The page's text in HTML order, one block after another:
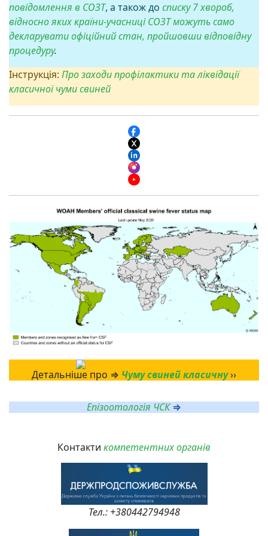
повідомлення в СОЗТ, а також до списку 7 хвороб,
відносно яких країни-учасниці СОЗТ можуть само
декларувати офіційний стан, пройшовши відповідну
процедуру.
Інструкція: Про заходи профілактики та ліквідації
класичної чуми свиней
Детальніше про ⇒ Чуму свиней класичну››
Епізоотологія ЧСК⇒
Контакти компетентних органів
Тел.: +380442794948